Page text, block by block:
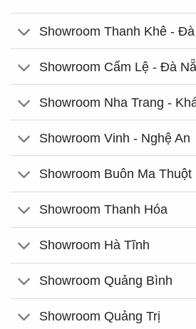
Showroom Thanh Khê -
Showroom Cẩm Lệ - Đà
Showroom Nha Trang -
Showroom Vinh - Nghệ An
Showroom Buôn Ma Thuột
Showroom Thanh Hóa
Showroom Hà Tĩnh
Showroom Quảng Bình
Showroom Quảng Trị